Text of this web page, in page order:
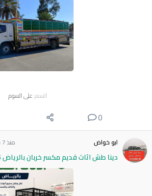
السعر على السوم
0
ابو خواض منذ 7 ساعات
دينا طش اثاث قديم مكسر خربان بالرياض 0542119335